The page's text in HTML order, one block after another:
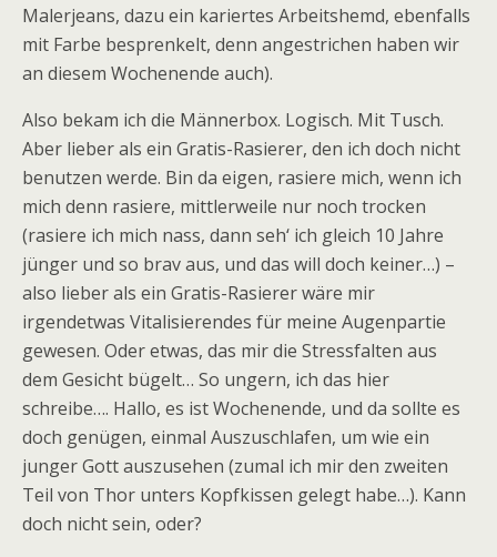
Malerjeans, dazu ein kariertes Arbeitshemd, ebenfalls
mit Farbe besprenkelt, denn angestrichen haben wir
an diesem Wochenende auch).
Also bekam ich die Männerbox. Logisch. Mit Tusch.
Aber lieber als ein Gratis-Rasierer, den ich doch nicht
benutzen werde. Bin da eigen, rasiere mich, wenn ich
mich denn rasiere, mittlerweile nur noch trocken
(rasiere ich mich nass, dann seh‘ ich gleich 10 Jahre
jünger und so brav aus, und das will doch keiner…) –
also lieber als ein Gratis-Rasierer wäre mir
irgendetwas Vitalisierendes für meine Augenpartie
gewesen. Oder etwas, das mir die Stressfalten aus
dem Gesicht bügelt… So ungern, ich das hier
schreibe…. Hallo, es ist Wochenende, und da sollte es
doch genügen, einmal Auszuschlafen, um wie ein
junger Gott auszusehen (zumal ich mir den zweiten
Teil von Thor unters Kopfkissen gelegt habe…). Kann
doch nicht sein, oder?